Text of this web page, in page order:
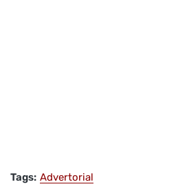
Tags: Advertorial